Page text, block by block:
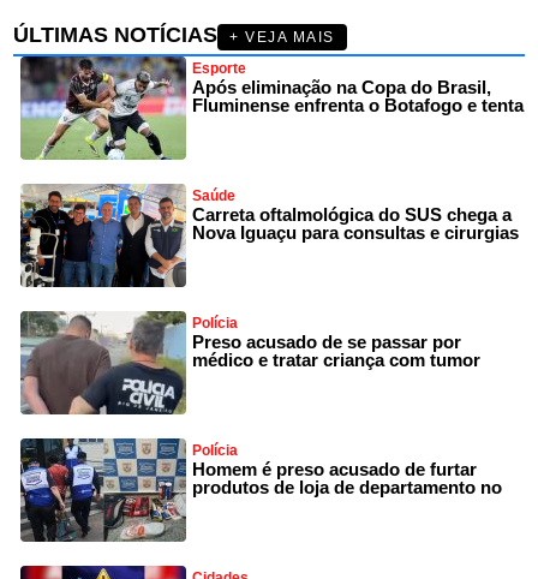
ÚLTIMAS NOTÍCIAS
+ VEJA MAIS
Esporte
Após eliminação na Copa do Brasil,
Fluminense enfrenta o Botafogo e tenta
Saúde
Carreta oftalmológica do SUS chega a
Nova Iguaçu para consultas e cirurgias
Polícia
Preso acusado de se passar por
médico e tratar criança com tumor
Polícia
Homem é preso acusado de furtar
produtos de loja de departamento no